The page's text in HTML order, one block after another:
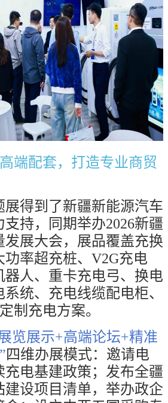
高端配套，打造专业商贸
展得到了新疆新能源汽车
支持，同期举办2026新疆
发展大会，展品覆盖充换
率超充桩、 V2G充电
器人、重卡充电弓、换电
统、充电线缆配电柜、
制充电方案。
览展示+高端论坛+精准
四维办展模式：邀请电
充电基建政策；发布全疆
建设项目清单，举办政企